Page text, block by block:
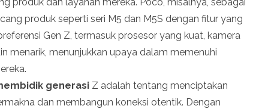
produk seperti seri M5 dan M5S dengan fitur yang
Gen Z, termasuk prosesor yang kuat, kamera
menarik, menunjukkan upaya dalam memenuhi
generasi Z adalah tentang menciptakan
dan membangun koneksi otentik. Dengan